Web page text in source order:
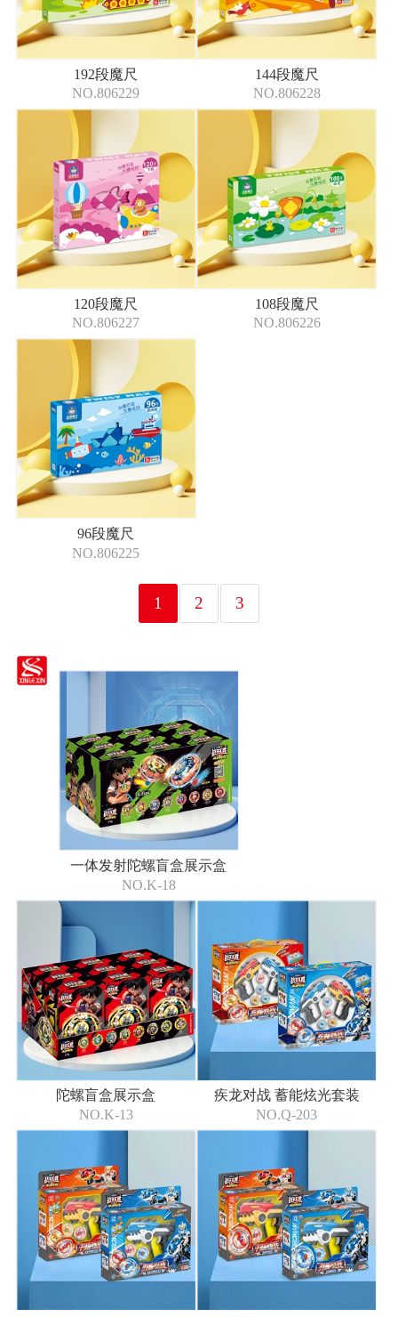
192段魔尺
NO.806229
144段魔尺
NO.806228
120段魔尺
NO.806227
108段魔尺
NO.806226
96段魔尺
NO.806225
1 2 3
一体发射陀螺盲盒展示盒
NO.K-18
陀螺盲盒展示盒
NO.K-13
疾龙对战 蓄能炫光套装
NO.Q-203